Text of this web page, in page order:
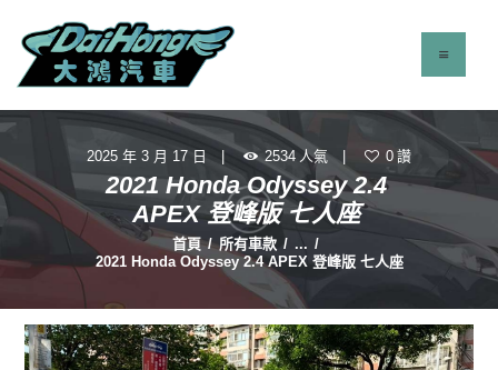
2025 年 3 月 17 日 2534 人氣 0 讚
2021 Honda Odyssey 2.4
APEX 登峰版 七人座
首頁 所有車款
...
2021 Honda Odyssey 2.4 APEX 登峰版 七人座
最新消息
服務項目
立即找車
聯絡我們
關於我們